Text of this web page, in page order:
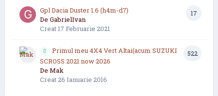
17
Gpl Dacia Duster 1.6 (h4m-d7)
De GabrielIvan
Creat17 Februarie 2021
522
Primul meu 4X4 Vert Altai(acum SUZUKI
SCROSS 2021 now 2026
De Mak
Creat26 Ianuarie 2016